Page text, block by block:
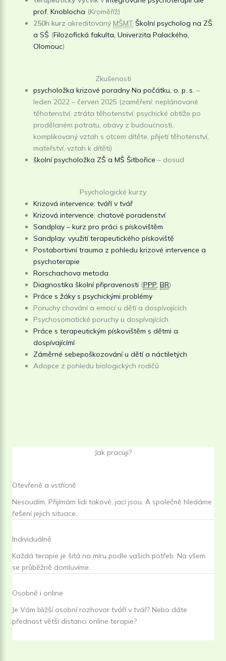
prof. Knoblocha (Kroměříž)
250h kurz akreditovaný MŠMT Školní psycholog na ZŠ
a SŠ (Filozofická fakulta, Univerzita Palackého,
Olomouc)
Zkušenosti
psycholožka krizové poradny Na počátku, o. p. s. –
leden 2022 – červen 2025 (zaměření: neplánované
těhotenství, ztráta těhotenství, psychické obtíže po
prodělaném potratu, obavy z budoucnosti,
komplikovaný vztah s otcem dítěte, přijetí těhotenství,
mateřství, vztah k dítěti)
školní psycholožka ZŠ a MŠ Šitbořice – dosud
Psychologické kurzy
Krizová intervence: tváří v tvář
Krizová intervence: chatové poradenství
Sandplay – kurz pro práci s pískovištěm
Sandplay: využití terapeutického pískoviště
Postabortivní trauma z pohledu krizové intervence a
psychoterapie
Rorschachova metoda
Diagnostika školní připravenosti (PPP, BR)
Práce s žáky s psychickými problémy
Poruchy chování a emocí u dětí a dospívajících
Psychosomatické poruchy u dospívajících
Práce s terapeutickým pískovištěm s dětmi a
dospívajícímí
Záměrné sebepoškozování u dětí a náctiletých
Adopce z pohledu biologických rodičů
Jak pracuji?
Otevřeně a vstřícně
Nesoudím. Přijímám lidi takové, jací jsou. A společně hledáme
řešení jejich situace.
Individuálně
Každá terapie je šitá na míru podle vašich potřeb. Na všem
se průběžně domluvíme.
Osobně i online
Je Vám bližší osobní rozhovor tváří v tvář? Nebo dáte
přednost větší distanci online terapie?